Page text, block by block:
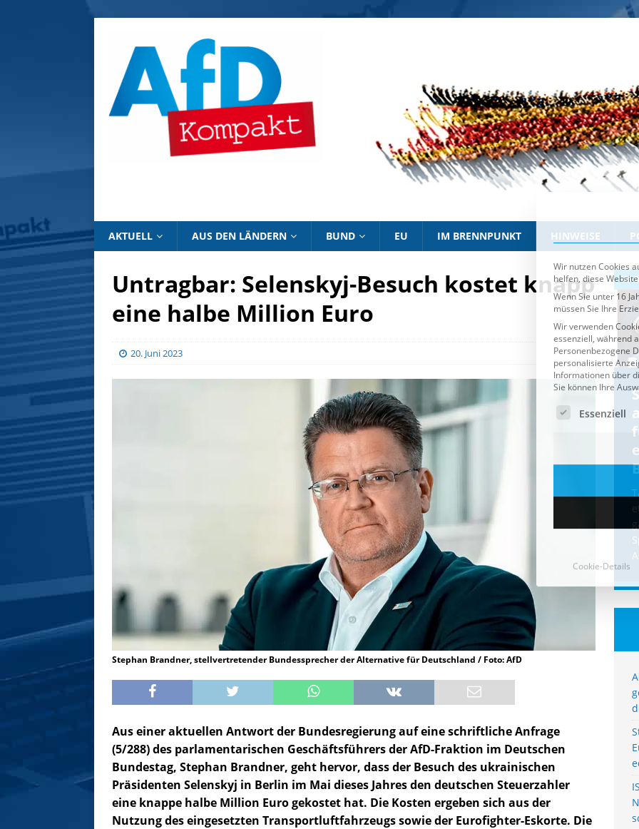
AKTUELL AUS DEN LÄNDERN BUND EU IM BRENNPUNKT HINWEISE
Untragbar: Selenskyj-Besuch kostet knapp
eine halbe Million Euro
20. Juni 2023
Stephan Brandner, stellvertretender Bundessprecher der Alternative für Deutschland / Foto: AfD
Aus einer aktuellen Antwort der Bundesregierung auf eine schriftliche Anfrage
(5/288) des parlamentarischen Geschäftsführers der AfD-Fraktion im Deutschen
Bundestag, Stephan Brandner, geht hervor, dass der Besuch des ukrainischen
Präsidenten Selenskyj in Berlin im Mai dieses Jahres den deutschen Steuerzahler
eine knappe halbe Million Euro gekostet hat. Die Kosten ergeben sich aus der
Nutzung des eingesetzten Transportluftfahrzeugs sowie der Eurofighter-Eskorte. Die
IM BRENNPUNKT
CDU & Ampel wollen nach
der Wahl wieder Afghanen
einfliegen: Zeit für ein
Asylmoratorium!
Die Bundesregierung und die CDU
halten die Wähler für dumm! Weil die
Stimmung wegen der von Afghanen
verübten Anschläge kippte, wurden die
Flüge vor der
IM
Wir nutzen Cookies
helfen, diese
Wenn Sie unter 16
müssen Sie Ihre
Wir verwenden
essenziell, während
Personenbezogene
personalisierte
Informationen über
Es folgt eine
Essenziell
Cookie-Details